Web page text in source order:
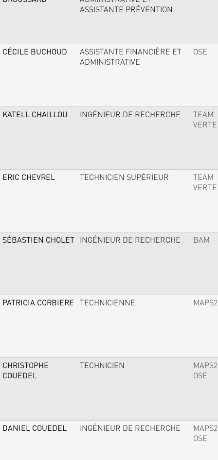
ASSISTANTE PRÉVENTION
CÉCILE BUCHOUD
ASSISTANTE FINANCIÈRE ET
ADMINISTRATIVE
OSE
KATELL CHAILLOU INGÉNIEUR DE RECHERCHE
TEAM
VERTE
ERIC CHEVREL TECHNICIEN SUPÉRIEUR
TEAM
VERTE
SÉBASTIEN CHOLET INGÉNIEUR DE RECHERCHE BAM
PATRICIA CORBIERE TECHNICIENNE MAPS2
CHRISTOPHE
COUEDEL
TECHNICIEN
MAPS2
OSE
DANIEL COUEDEL INGÉNIEUR DE RECHERCHE
MAPS2
OSE